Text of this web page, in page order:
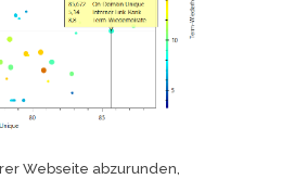
Webseite abzurunden,